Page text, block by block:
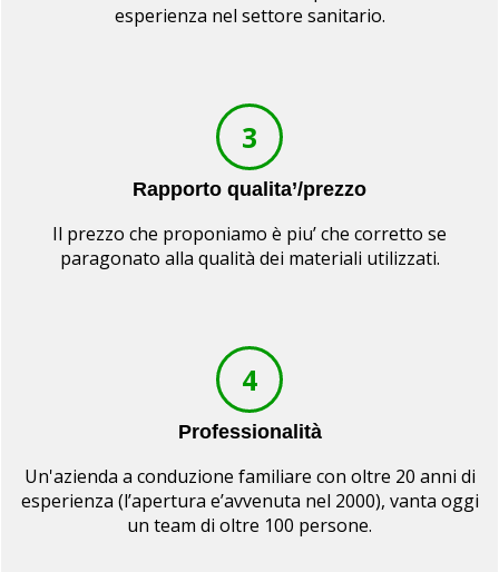
esperienza nel settore sanitario.
3
Rapporto qualita’/prezzo
Il prezzo che proponiamo è piu’ che corretto se
paragonato alla qualità dei materiali utilizzati.
4
Professionalità
Un'azienda a conduzione familiare con oltre 20 anni di
esperienza (l’apertura e’avvenuta nel 2000), vanta oggi
un team di oltre 100 persone.